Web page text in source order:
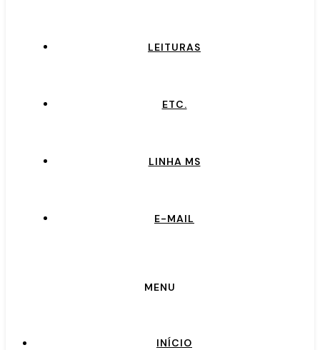
LEITURAS
ETC.
LINHA MS
E-MAIL
MENU
INÍCIO